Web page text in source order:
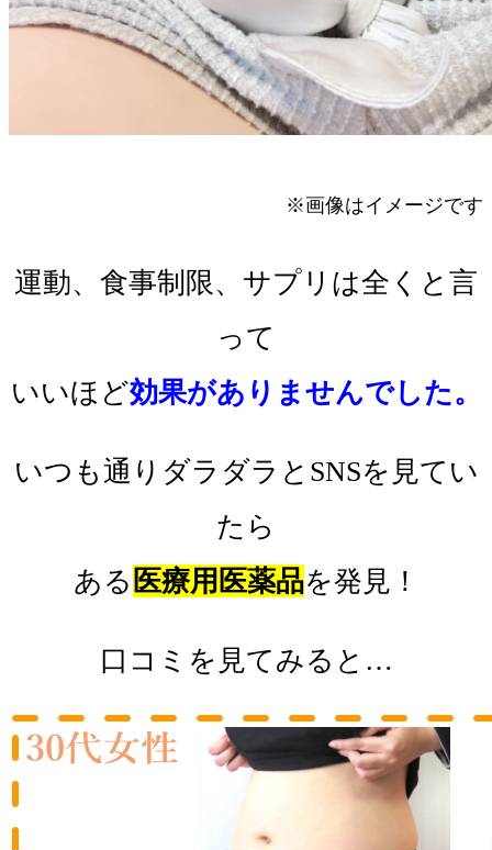
※画像はイメージです
運動、食事制限、サプリは全くと言
って
いいほど効果がありませんでした。
いつも通りダラダラとSNSを見てい
たら
ある 医療用医薬品を発見！
口コミを見てみると…